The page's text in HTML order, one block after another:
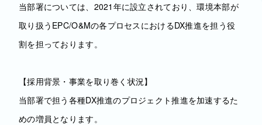
当部署については、2021年に設立されており、環境本部が
取り扱うEPC/O&Mの各プロセスにおけるDX推進を担う役
割を担っております。
【採用背景・事業を取り巻く状況】
当部署で担う各種DX推進のプロジェクト推進を加速するた
めの増員となります。